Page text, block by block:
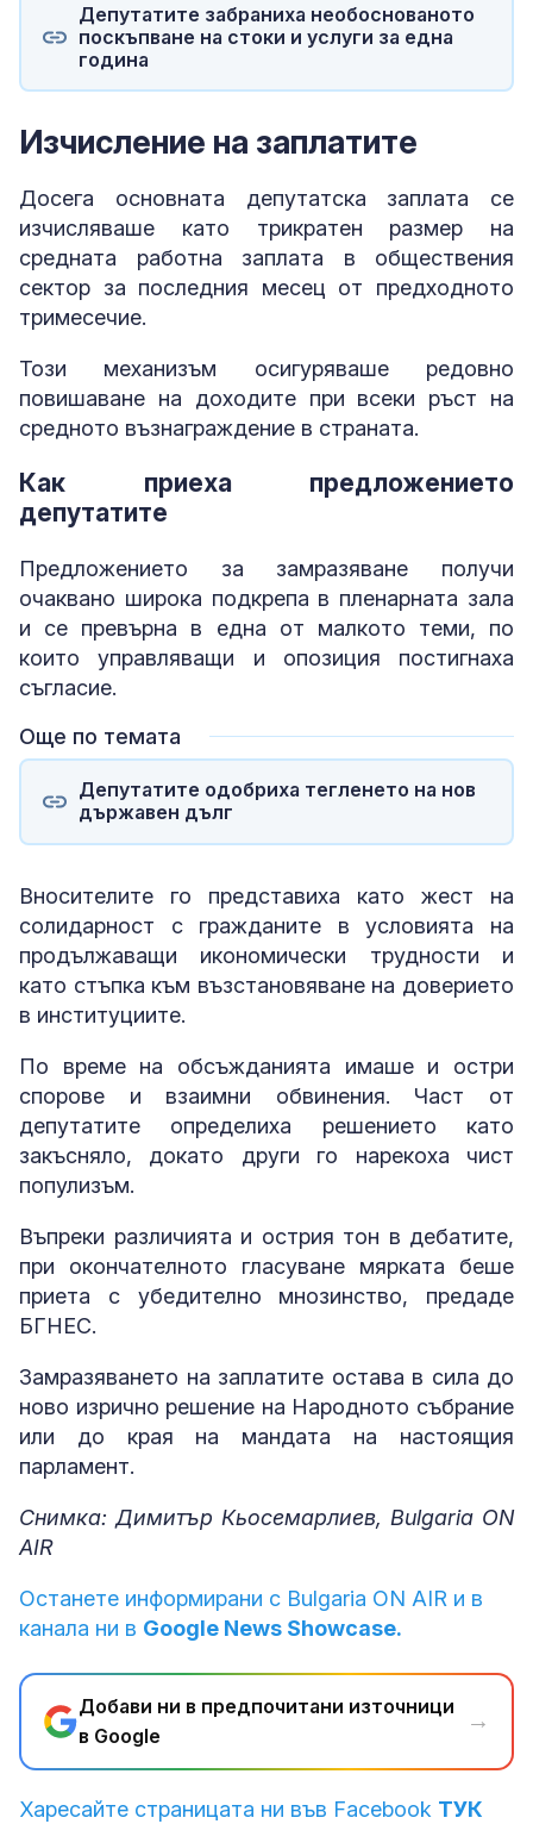
Депутатите забраниха необоснованото
поскъпване на стоки и услуги за една
година
Изчисление на заплатите
Досега основната депутатска заплата се
изчисляваше като трикратен размер на
средната работна заплата в обществения
сектор за последния месец от предходното
тримесечие.
Този механизъм осигуряваше редовно
повишаване на доходите при всеки ръст на
средното възнаграждение в страната.
Как приеха предложението
депутатите
Предложението за замразяване получи
очаквано широка подкрепа в пленарната зала
и се превърна в една от малкото теми, по
които управляващи и опозиция постигнаха
съгласие.
Още по темата
Депутатите одобриха тегленето на нов
държавен дълг
Вносителите го представиха като жест на
солидарност с гражданите в условията на
продължаващи икономически трудности и
като стъпка към възстановяване на доверието
в институциите.
По време на обсъжданията имаше и остри
спорове и взаимни обвинения. Част от
депутатите определиха решението като
закъсняло, докато други го нарекоха чист
популизъм.
Въпреки различията и острия тон в дебатите,
при окончателното гласуване мярката беше
приета с убедително мнозинство, предаде
БГНЕС.
Замразяването на заплатите остава в сила до
ново изрично решение на Народното събрание
или до края на мандата на настоящия
парламент.
Снимка: Димитър Кьосемарлиев, Bulgaria ON
AIR
Останете информирани с Bulgaria ON AIR и в
канала ни в Google News Showcase.
Добави ни в предпочитани източници
в Google
→
Харесайте страницата ни във Facebook ТУК